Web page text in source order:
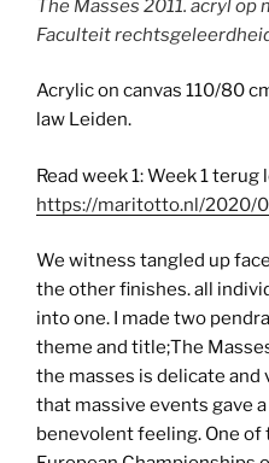
The Masses 2011. acryl
Faculteit
Acrylic on canvas 110/80
law Leiden.
Read week 1: Week 1 terug
https://maritotto.nl/2020/
We witness tangled up
the other finishes. all
into one. I made two
theme and title;The
the masses is delicate
that massive events gave
benevolent feeling. One